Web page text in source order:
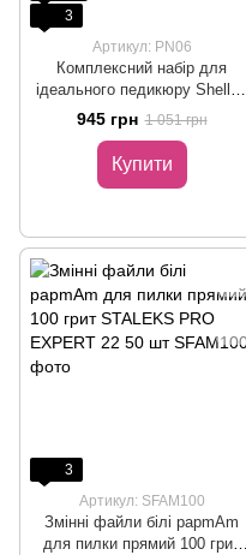
3
Артикул: PN06
Комплексний набір для
ідеального педикюру Shelly і
Staleks Pro
945 грн 1 051 грн
Купити
3
Артикул: SFAM100
Змінні файли білі papmAm
для пилки прямий 100 грит